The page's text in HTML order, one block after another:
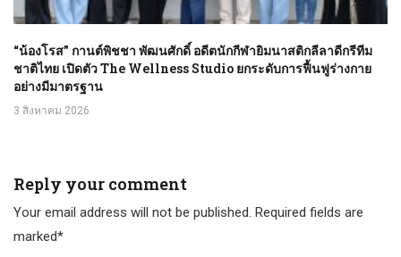
“น้องโรส” กานต์พิชชา พัฒนศักดิ์ อดีตนักกีฬายิมนาสติกลีลาดีกรีทีม
ชาติไทย เปิดตัว The Wellness Studio ยกระดับการฟื้นฟูร่างกาย
อย่างมีมาตรฐาน
3 สิงหาคม 2026
Reply your comment
Your email address will not be published. Required fields are
marked*